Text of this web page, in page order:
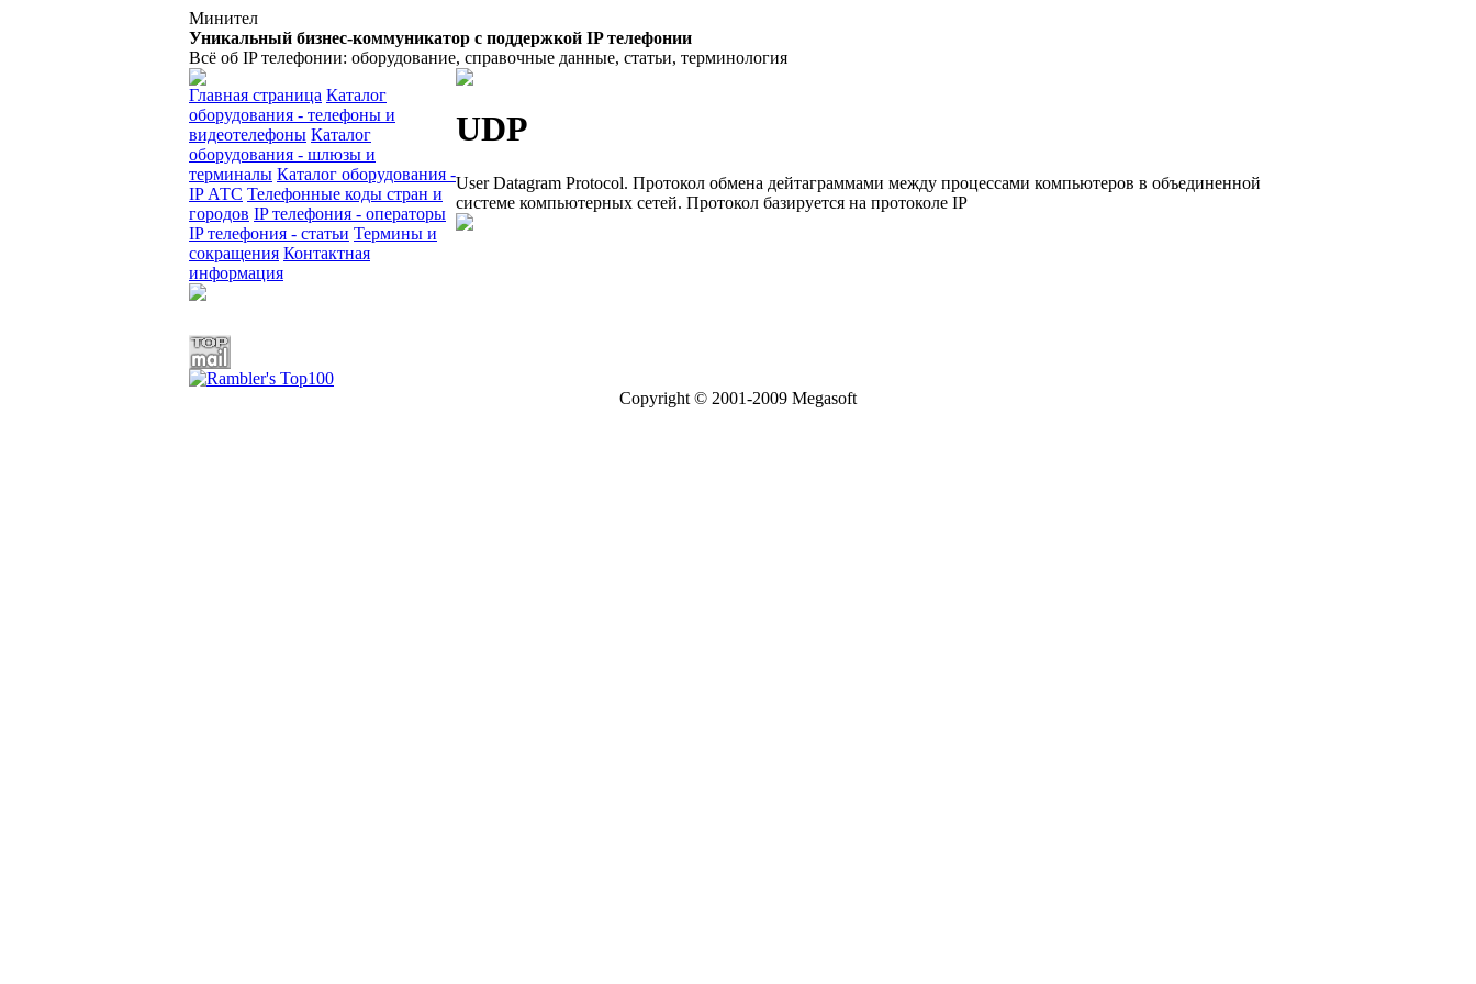
Минител
Уникальный бизнес-коммуникатор с поддержкой IP телефонии
Всё об IP телефонии: оборудование, справочные данные, статьи, терминология
Главная страница Каталог
оборудования - телефоны и
видеотелефоны Каталог
оборудования - шлюзы и
терминалы Каталог оборудования -
IP АТС Телефонные коды стран и
городов IP телефония - операторы
IP телефония - статьи Термины и
сокращения Контактная
информация
UDP
User Datagram Protocol. Протокол обмена дейтаграммами между процессами компьютеров в объединенной
системе компьютерных сетей. Протокол базируется на протоколе IP
Copyright © 2001-2009 Megasoft